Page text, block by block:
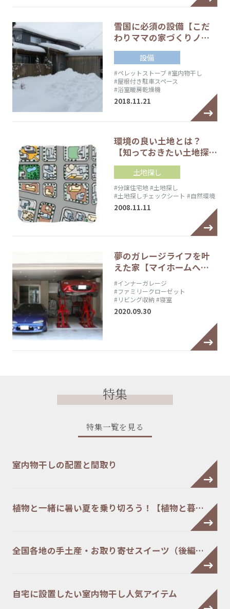
雪国に必須の設備【こだ
わりママの家づくりノ…
設備
#ペレットストーブ#室内物干し
#屋根付き駐車スペース
#浴室暖房乾燥機
2018.11.21
環境の良い土地とは？
【知っておきたい土地探…
土地探し
#分譲住宅地#土地探し
#土地探しチェックシート #自然環境
2008.11.11
夢のガレージライフを叶
えた家【マイホームへ…
#インナーガレージ
#ファミリークローゼット
#リビング収納 #寝室
2020.09.30
特集
特集一覧を見る
室内物干しの配置と間取り
植物と一緒に暑い夏を乗り切ろう！【植物と暮…
全国各地の手土産・お取り寄せスイーツ（後編…
自宅に設置したい室内物干し人気アイテム